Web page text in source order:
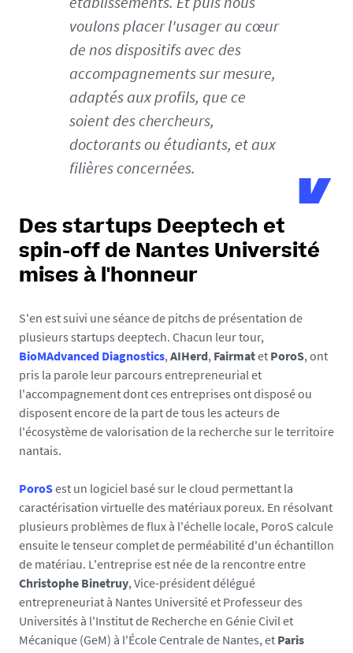
i
n
t
d
u
c
t
i
o
n
_
7
0
0
6
5
3
3
1
7
voulons placer l'usager au cœur
de nos dispositifs avec des
accompagnements sur mesure,
adaptés aux profils, que ce
soient des chercheurs,
doctorants ou étudiants, et aux
filières concernées.
Des startups Deeptech et
spin-off de Nantes Université
mises à l'honneur
S'en est suivi une séance de pitchs de présentation de
plusieurs startups deeptech. Chacun leur tour,
BioMAdvanced Diagnostics,AIHerd, Fairmatet PoroS, ont
pris la parole leur parcours entrepreneurial et
l'accompagnement dont ces entreprises ont disposé ou
disposent encore de la part de tous les acteurs de
l'écosystème de valorisation de la recherche sur le territoire
nantais.
PoroSest un logiciel basé sur le cloud permettant la
caractérisation virtuelle des matériaux poreux. En résolvant
plusieurs problèmes de flux à l'échelle locale, PoroS calcule
ensuite le tenseur complet de perméabilité d'un échantillon
de matériau. L'entreprise est née de la rencontre entre
Christophe Binetruy, Vice-président délégué
entrepreneuriat à Nantes Université et Professeur des
Universités à l'Institut de Recherche en Génie Civil et
Mécanique (GeM) à l'École Centrale de Nantes, et Paris